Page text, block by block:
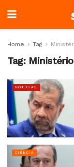
Home Tag
Tag: Ministério
NOTÍCIAS
CIÊNCIA